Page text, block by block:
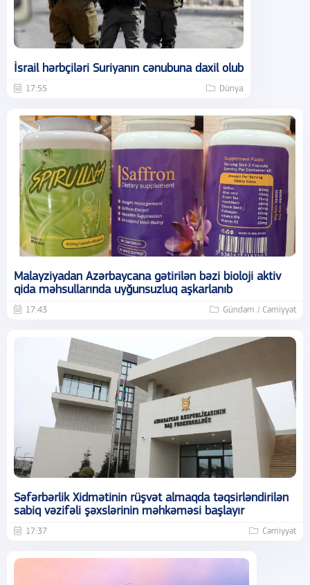
İsrail hərbçiləri Suriyanın cənubuna daxil olub
17:55 Dünya
Malayziyadan Azərbaycana gətirilən bəzi bioloji aktiv
qida məhsullarında uyğunsuzluq aşkarlanıb
17:43 Gündəm / Cəmiyyət
Səfərbərlik Xidmətinin rüşvət almaqda təqsirləndirilən
sabiq vəzifəli şəxslərinin məhkəməsi başlayır
17:37 Cəmiyyət